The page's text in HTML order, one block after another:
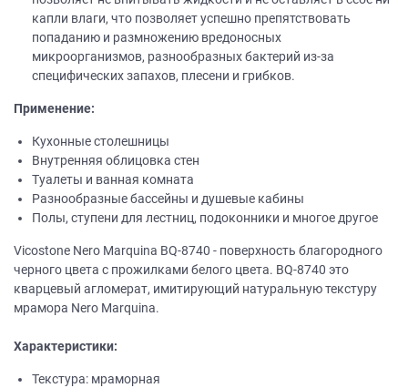
капли влаги, что позволяет успешно препятствовать
попаданию и размножению вредоносных
микроорганизмов, разнообразных бактерий из-за
специфических запахов, плесени и грибков.
Применение:
Кухонные столешницы
Внутренняя облицовка стен
Туалеты и ванная комната
Разнообразные бассейны и душевые кабины
Полы, ступени для лестниц, подоконники и многое другое
Vicostone Nero Marquina BQ-8740 - поверхность благородного
черного цвета с прожилками белого цвета. BQ-8740 это
кварцевый агломерат, имитирующий натуральную текстуру
мрамора Nero Marquina.
Характеристики:
Текстура: мраморная